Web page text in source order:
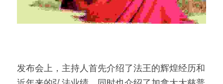
发布会上，主持人首先介绍了法王的辉煌经历和